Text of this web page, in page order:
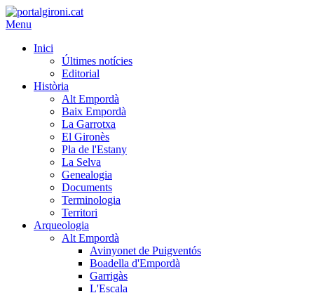
Menu
Inici
Últimes notícies
Editorial
Història
Alt Empordà
Baix Empordà
La Garrotxa
El Gironès
Pla de l'Estany
La Selva
Genealogia
Documents
Terminologia
Territori
Arqueologia
Alt Empordà
Avinyonet de Puigventós
Boadella d'Empordà
Garrigàs
L'Escala